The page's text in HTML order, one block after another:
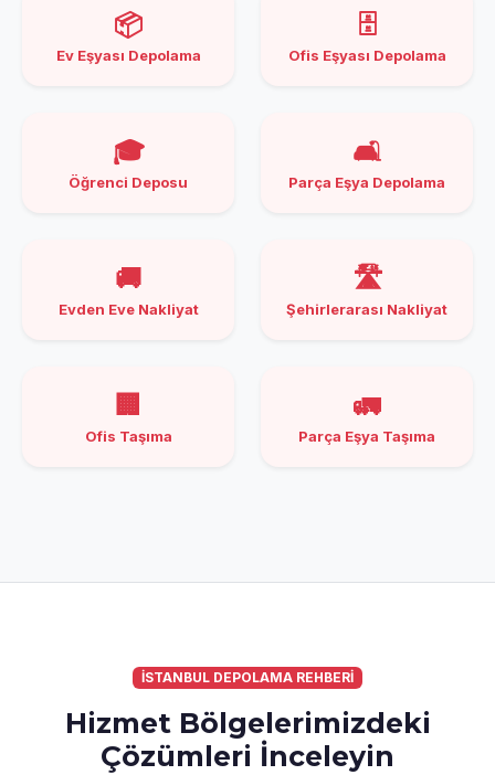
📦
Ev Eşyası Depolama
🗄️
Ofis Eşyası Depolama
🎓
Öğrenci Deposu
🛋️
Parça Eşya Depolama
🚚
Evden Eve Nakliyat
🛣️
Şehirlerarası Nakliyat
🏢
Ofis Taşıma
🚛
Parça Eşya Taşıma
İSTANBUL DEPOLAMA REHBERİ
Hizmet Bölgelerimizdeki
Çözümleri İnceleyin